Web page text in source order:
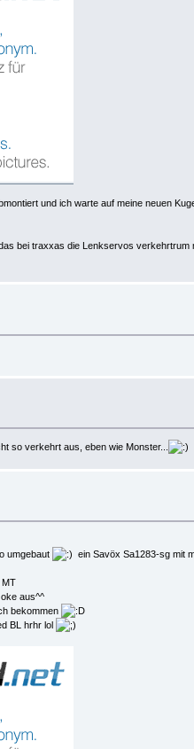
und ich warte auf meine neuen
bei traxxas die Lenkservos verkehrtrum
so verkehrt aus, eben wie Monster...
umgebaut
ein Savöx Sa1283-sg mit
MT
aus^^
bekommen
BL hrhr lol